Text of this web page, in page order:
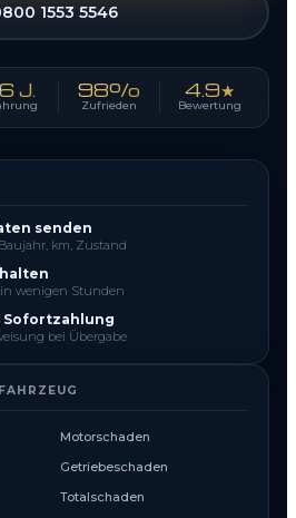
1553 5546
J. 98%
Zufrieden
4.9★
Bewertung
senden
km, Zustand
wenigen Stunden
Sofortzahlung
bei Übergabe
Motorschaden
Getriebeschaden
Totalschaden